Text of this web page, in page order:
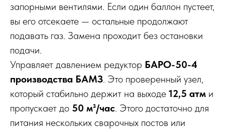
запорными вентилями. Если один баллон пустеет,
вы его отсекаете — остальные продолжают
подавать газ. Замена проходит без остановки
подачи.
Управляет давлением редуктор БАРО-50-4
производства БАМЗ. Это проверенный узел,
который стабильно держит на выходе 12,5 атм и
пропускает до 50 м³/час. Этого достаточно для
питания нескольких сварочных постов или